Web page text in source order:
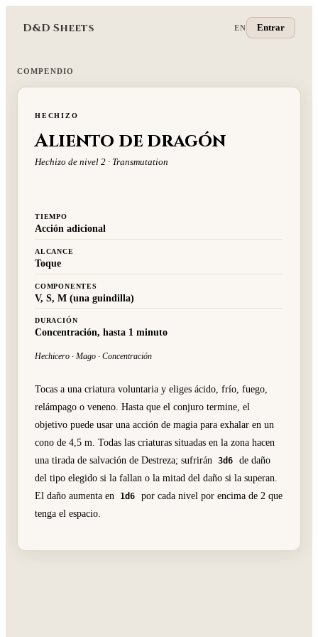
D&D Sheets EN Entrar
COMPENDIO
HECHIZO
Aliento de dragón
Hechizo de nivel 2 · Transmutation
TIEMPO
Acción adicional
ALCANCE
Toque
COMPONENTES
V, S, M (una guindilla)
DURACIÓN
Concentración, hasta 1 minuto
Hechicero · Mago · Concentración
Tocas a una criatura voluntaria y eliges ácido, frío, fuego,
relámpago o veneno. Hasta que el conjuro termine, el
objetivo puede usar una acción de magia para exhalar en un
cono de 4,5 m. Todas las criaturas situadas en la zona hacen
una tirada de salvación de Destreza; sufrirán 3d6
de daño
del tipo elegido si la fallan o la mitad del daño si la superan.
El daño aumenta en
1d6
por cada nivel por encima de 2 que
tenga el espacio.